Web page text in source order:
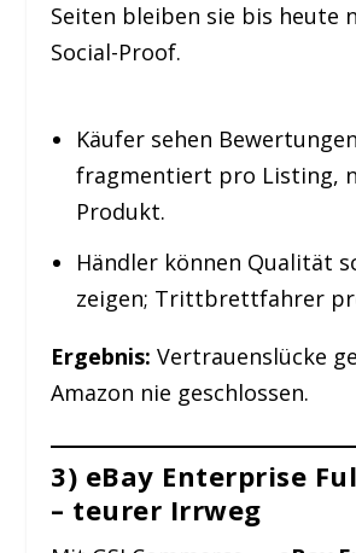
Seiten bleiben sie bis heute
Social-Proof.
Käufer sehen Bewertungen
fragmentiert pro Listing,
Produkt.
Händler können Qualität
zeigen; Trittbrettfahrer
Ergebnis: Vertrauenslücke
Amazon nie geschlossen.
3) eBay Enterprise
– teurer Irrweg